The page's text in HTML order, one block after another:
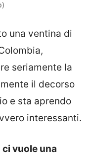
una ventina di
seriamente la
il decorso
e sta aprendo
interessanti.
vuole una